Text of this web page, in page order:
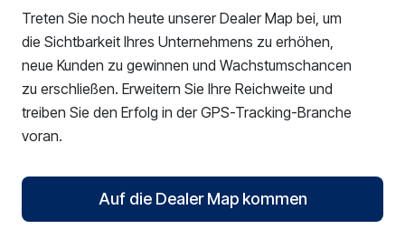
Treten Sie noch heute unserer Dealer Map bei, um
die Sichtbarkeit Ihres Unternehmens zu erhöhen,
neue Kunden zu gewinnen und Wachstumschancen
zu erschließen. Erweitern Sie Ihre Reichweite und
treiben Sie den Erfolg in der GPS-Tracking-Branche
voran.
Auf die Dealer Map kommen